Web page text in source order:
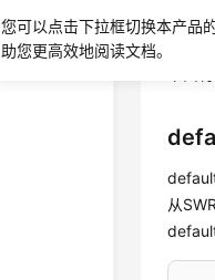
您可以点击下拉框切换本产品
助您更高效地阅读文档。
下面
从